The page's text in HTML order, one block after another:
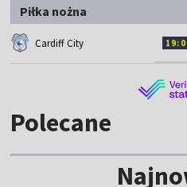
Piłka nożna
Cardiff City
Polecane